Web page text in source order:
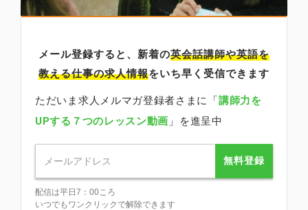
メール登録すると、新着の英会話講師や英語を
教える仕事の求人情報をいち早く受信できます
ただいま求人メルマガ登録者さまに「講師力を
UPする７つのレッスン動画 」を進呈中
無料登録
配信は平日7：00ころ
いつでもワンクリックで解除できます